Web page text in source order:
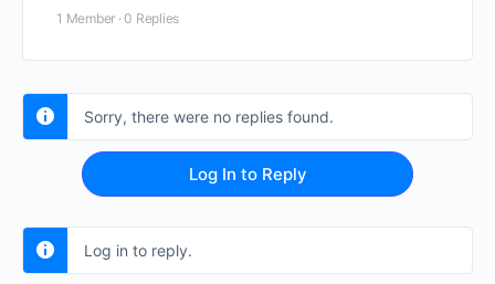
1 Member · 0 Replies
Sorry, there were no replies found.
Log In to Reply
Log in to reply.